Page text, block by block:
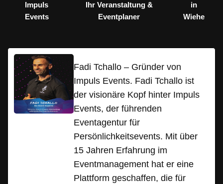
Impuls
Events
Ihr Veranstaltung &
Eventplaner
in
Wiehe
Fadi Tchallo – Gründer von
Impuls Events. Fadi Tchallo ist
der visionäre Kopf hinter Impuls
Events, der führenden
Eventagentur für
Persönlichkeitsevents. Mit über
15 Jahren Erfahrung im
Eventmanagement hat er eine
Plattform geschaffen, die für